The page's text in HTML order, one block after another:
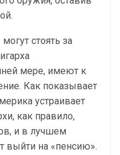
стоять за
мере, имеют к
Как показывает
устраивает
как правило,
и в лучшем
выйти на «пенсию».